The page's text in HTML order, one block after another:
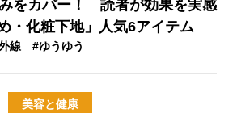
をカバー！ 読者が効果を実感
・化粧下地」人気6アイテム
線 #ゆうゆう
美容と健康